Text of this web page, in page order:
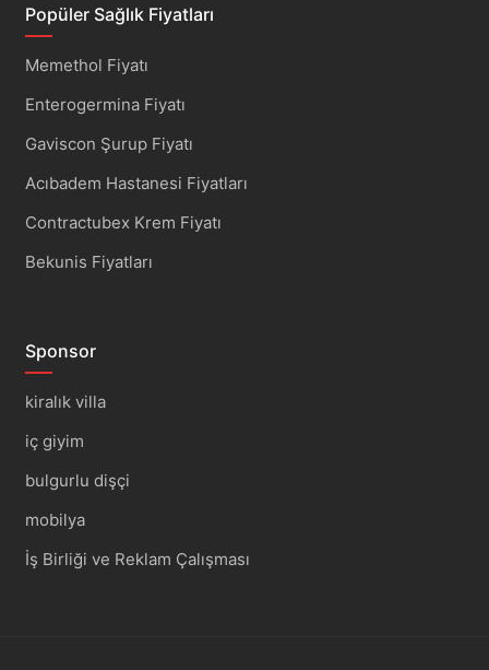
Popüler Sağlık Fiyatları
Memethol Fiyatı
Enterogermina Fiyatı
Gaviscon Şurup Fiyatı
Acıbadem Hastanesi Fiyatları
Contractubex Krem Fiyatı
Bekunis Fiyatları
Sponsor
kiralık villa
iç giyim
bulgurlu dişçi
mobilya
İş Birliği ve Reklam Çalışması